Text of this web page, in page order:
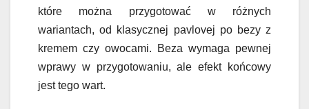
które można przygotować w różnych
wariantach, od klasycznej pavlovej po bezy z
kremem czy owocami. Beza wymaga pewnej
wprawy w przygotowaniu, ale efekt końcowy
jest tego wart.